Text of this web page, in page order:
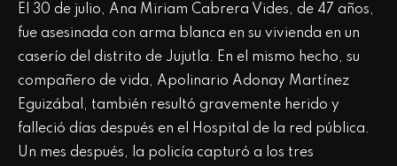
El 30 de julio, Ana Miriam Cabrera Vides, de 47 años,
fue asesinada con arma blanca en su vivienda en un
caserío del distrito de Jujutla. En el mismo hecho, su
compañero de vida, Apolinario Adonay Martínez
Eguizábal, también resultó gravemente herido y
falleció días después en el Hospital de la red pública.
Un mes después, la policía capturó a los tres